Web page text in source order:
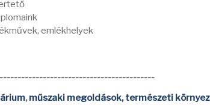
emlékhelyek
,műszaki megoldások, természeti